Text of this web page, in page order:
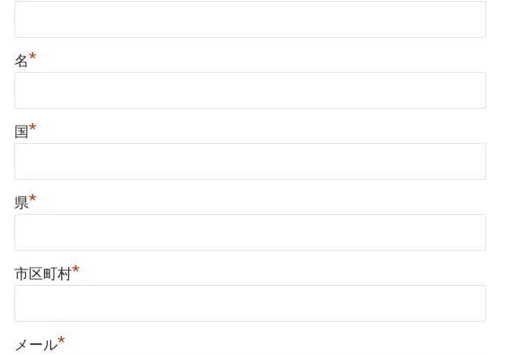
名*
国*
県*
市区町村*
メール*